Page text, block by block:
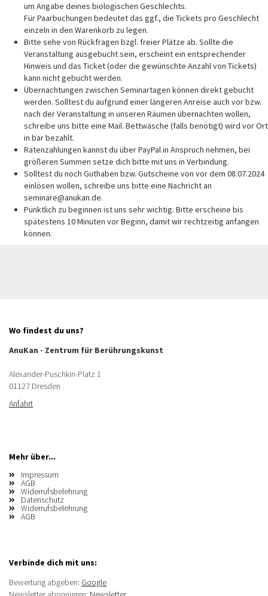
um Angabe deines biologischen Geschlechts.
Für Paarbuchungen bedeutet das ggf., die Tickets pro Geschlecht
einzeln in den Warenkorb zu legen.
Bitte sehe von Rückfragen bzgl. freier Plätze ab. Sollte die
Veranstaltung ausgebucht sein, erscheint ein entsprechender
Hinweis und das Ticket (oder die gewünschte Anzahl von Tickets)
kann nicht gebucht werden.
Übernachtungen zwischen Seminartagen können direkt gebucht
werden. Solltest du aufgrund einer längeren Anreise auch vor bzw.
nach der Veranstaltung in unseren Räumen übernachten wollen,
schreibe uns bitte eine Mail. Bettwäsche (falls benötigt) wird vor Ort
in bar bezahlt.
Ratenzahlungen kannst du über PayPal in Anspruch nehmen, bei
größeren Summen setze dich bitte mit uns in Verbindung.
Solltest du noch Guthaben bzw. Gutscheine von vor dem 08.07.2024
einlösen wollen, schreibe uns bitte eine Nachricht an
seminare@anukan.de.
Pünktlich zu beginnen ist uns sehr wichtig. Bitte erscheine bis
spätestens 10 Minuten vor Beginn, damit wir rechtzeitig anfangen
können.
Wo findest du uns?
AnuKan - Zentrum für Berührungskunst
Alexander-Puschkin-Platz 1
01127 Dresden
Anfahrt
Mehr über...
Impressum
AGB
Widerrufsbelehrung
Datenschutz
Widerrufsbelehrung
AGB
Verbinde dich mit uns:
Bewertung abgeben: Google